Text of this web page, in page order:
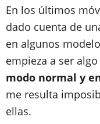
En los últimos
dado cuenta de
en algunos
empieza a ser
modo normal y
me resulta
ellas.